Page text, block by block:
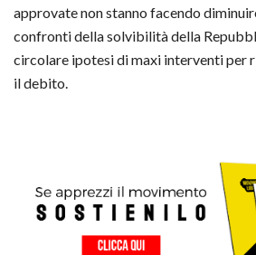
approvate non stanno facendo
confronti della solvibilità della
circolare ipotesi di maxi interventi per
il debito.